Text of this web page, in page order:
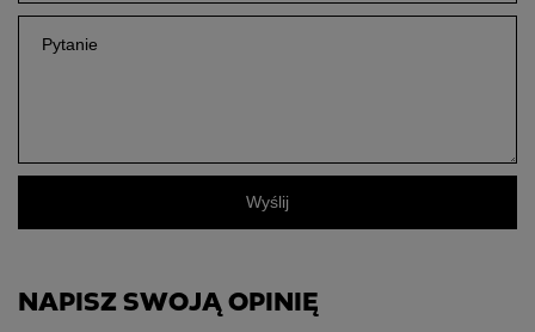
Pytanie
Wyślij
NAPISZ SWOJĄ OPINIĘ